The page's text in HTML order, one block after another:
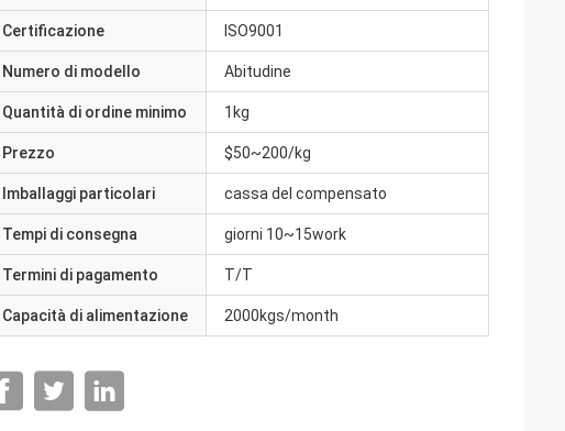
Certificazione ISO9001
Numero di modello Abitudine
Quantità di ordine minimo 1kg
Prezzo $50~200/kg
Imballaggi particolari cassa del compensato
Tempi di consegna giorni 10~15work
Termini di pagamento T/T
Capacità di alimentazione 2000kgs/month